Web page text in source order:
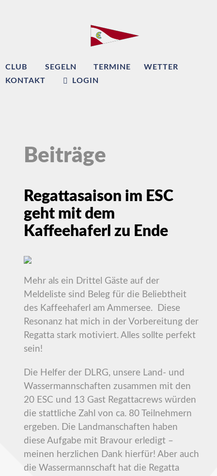
CLUB SEGELN TERMINE
WETTER
KONTAKT
LOGIN
Beiträge
Regattasaison im ESC
geht mit dem
Kaffeehaferl zu Ende
Mehr als ein Drittel Gäste auf der
Meldeliste sind Beleg für die Beliebtheit
des Kaffeehaferl am Ammersee. Diese
Resonanz hat mich in der Vorbereitung der
Regatta stark motiviert. Alles sollte perfekt
sein!
Die Helfer der DLRG, unsere Land- und
Wassermannschaften zusammen mit den
20 ESC und 13 Gast Regattacrews würden
die stattliche Zahl von ca. 80 Teilnehmern
ergeben. Die Landmanschaften haben
diese Aufgabe mit Bravour erledigt –
meinen herzlichen Dank hierfür! Aber auch
die Wassermannschaft hat die Regatta